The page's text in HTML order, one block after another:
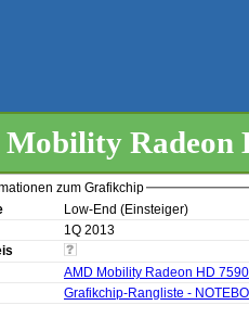
Radeon
zum Grafikchip
Low-End (Einsteiger)
1Q 2013
AMD Mobility Radeon HD
Grafikchip-Rangliste -